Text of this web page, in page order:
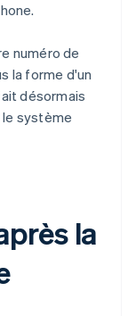
numéro de
la forme d'un
désormais
système
la